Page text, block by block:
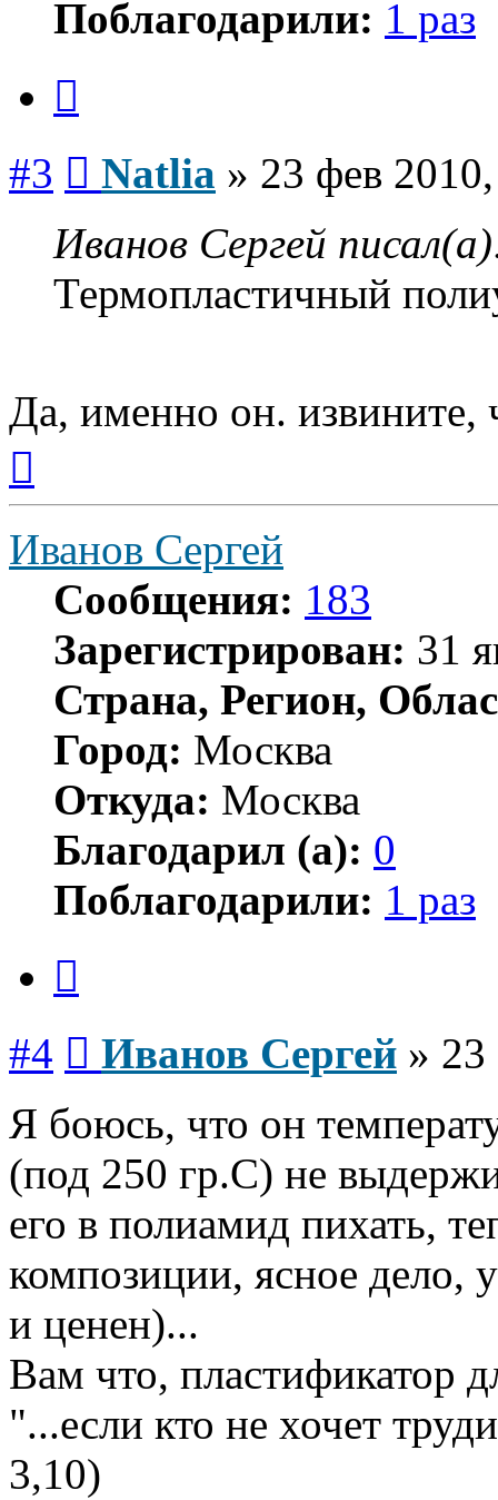
Поблагодарили: 1 раз
#3 Natlia » 23 фев
Иванов Сергей
Термопластичный
Да, именно он. извините,
началу
Иванов Сергей
Сообщения: 183
Зарегистрирован: 31
Страна, Регион,
Город: Москва
Откуда: Москва
Благодарил (а): 0
Поблагодарили: 1 раз
#4 Иванов Сергей » 23
Я боюсь, что он
(под 250 гр.С) не
его в полиамид пихать,
композиции, ясное дело,
и ценен)...
Вам что, пластификатор
"...если кто не хочет
3,10)